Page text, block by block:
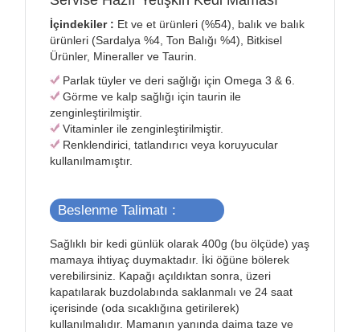
İçindekiler : Et ve et ürünleri (%54), balık ve balık
ürünleri (Sardalya %4, Ton Balığı %4), Bitkisel
Ürünler, Mineraller ve Taurin.
Parlak tüyler ve deri sağlığı için Omega 3 & 6.
Görme ve kalp sağlığı için taurin ile
zenginleştirilmiştir.
Vitaminler ile zenginleştirilmiştir.
Renklendirici, tatlandırıcı veya koruyucular
kullanılmamıştır.
Beslenme Talimatı :
Sağlıklı bir kedi günlük olarak 400g (bu ölçüde) yaş
mamaya ihtiyaç duymaktadır. İki öğüne bölerek
verebilirsiniz. Kapağı açıldıktan sonra, üzeri
kapatılarak buzdolabında saklanmalı ve 24 saat
içerisinde (oda sıcaklığına getirilerek)
kullanılmalıdır. Mamanın yanında daima taze ve